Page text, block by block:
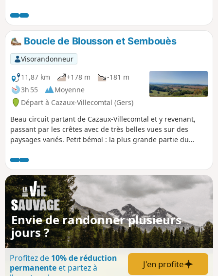
chaine pyrénéenne par temps clair.
Boucle de Blousson et Sembouès
Visorandonneur
11,87 km
+178 m
-181 m
3h 55
Moyenne
Départ à Cazaux-Villecomtal (Gers)
Beau circuit partant de Cazaux-Villecomtal et y revenant,
passant par les crêtes avec de très belles vues sur des
paysages variés. Petit bémol : la plus grande partie du
peu empruntée.
Envie de randonner plusieurs
jours ?
Profitez de 10% de réduction
permanenteet partez à
J'en profite